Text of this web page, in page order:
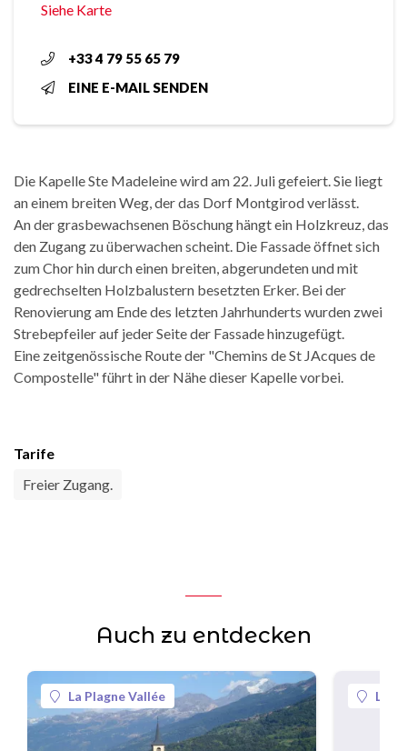
Siehe Karte
+33 4 79 55 65 79
EINE E-MAIL SENDEN
Die Kapelle Ste Madeleine wird am 22. Juli gefeiert. Sie liegt
an einem breiten Weg, der das Dorf Montgirod verlässt.
An der grasbewachsenen Böschung hängt ein Holzkreuz, das
den Zugang zu überwachen scheint. Die Fassade öffnet sich
zum Chor hin durch einen breiten, abgerundeten und mit
gedrechselten Holzbalustern besetzten Erker. Bei der
Renovierung am Ende des letzten Jahrhunderts wurden zwei
Strebepfeiler auf jeder Seite der Fassade hinzugefügt.
Eine zeitgenössische Route der "Chemins de St JAcques de
Compostelle" führt in der Nähe dieser Kapelle vorbei.
Tarife
Freier Zugang.
Auch zu entdecken
La Plagne Vallée La